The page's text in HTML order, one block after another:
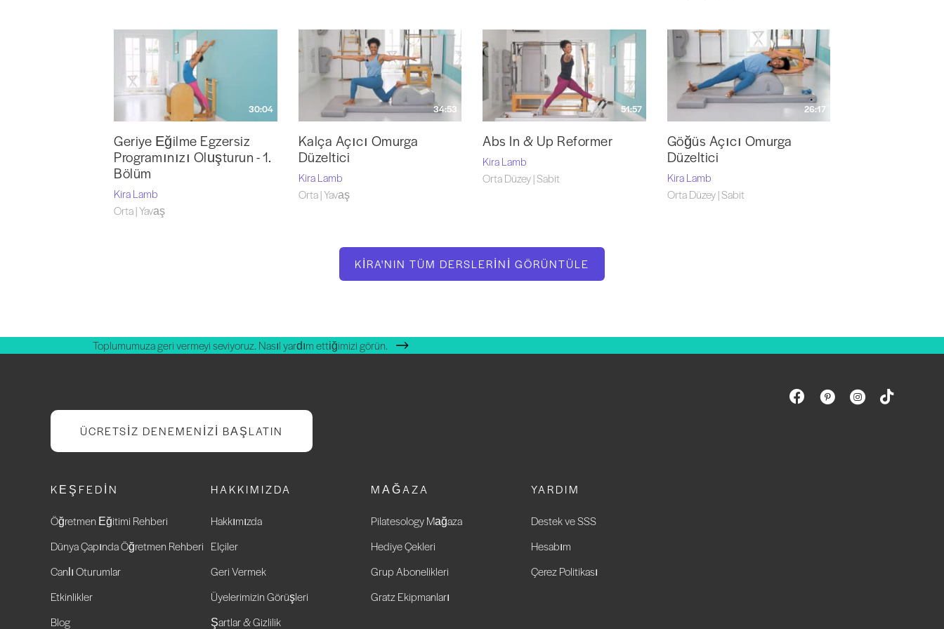
30:04
Geriye Eğilme Egzersiz
Programınızı Oluşturun - 1.
Bölüm
Kira Lamb
Orta | Yavaş
34:53
Kalça Açıcı Omurga
Düzeltici
Kira Lamb
Orta | Yavaş
51:57
Abs In & Up Reformer
Kira Lamb
Orta Düzey | Sabit
26:17
Göğüs Açıcı Omurga
Düzeltici
Kira Lamb
Orta Düzey | Sabit
KIRA'NIN TÜM DERSLERINI GÖRÜNTÜLE
Toplumumuza geri vermeyi seviyoruz. Nasıl yardım ettiğimizi görün.
ÜCRETSIZ DENEMENIZI BAŞLATIN
KEŞFEDIN
Öğretmen Eğitimi Rehberi
Dünya Çapında Öğretmen Rehberi
Canlı Oturumlar
Etkinlikler
Blog
HAKKIMIZDA
Hakkımızda
Elçiler
Geri Vermek
Üyelerimizin Görüşleri
Şartlar & Gizlilik
MAĞAZA
Pilatesology Mağaza
Hediye Çekleri
Grup Abonelikleri
Gratz Ekipmanları
YARDIM
Destek ve SSS
Hesabım
Çerez Politikası